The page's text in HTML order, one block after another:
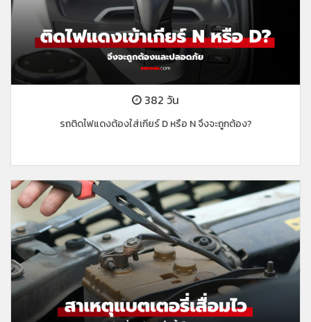
382 วัน
รถติดไฟแดงต้องใส่เกียร์ D หรือ N จึงจะถูกต้อง?